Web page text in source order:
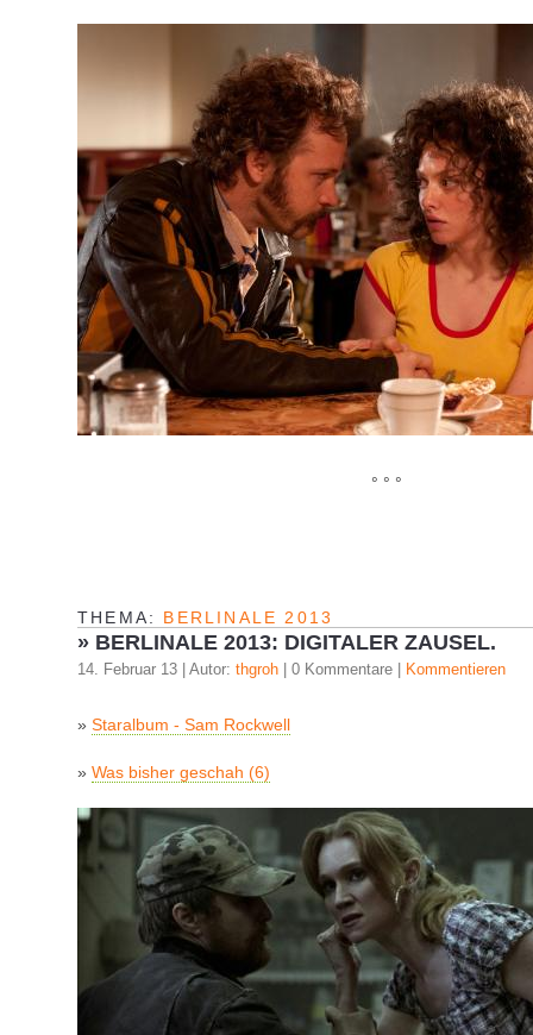
° ° °
THEMA: BERLINALE 2013
» BERLINALE 2013: DIGITALER ZAUSEL.
14. Februar 13 | Autor: thgroh | 0 Kommentare | Kommentieren
» Staralbum - Sam Rockwell
» Was bisher geschah (6)